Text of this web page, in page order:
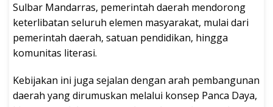
Sulbar Mandarras, pemerintah daerah mendorong
keterlibatan seluruh elemen masyarakat, mulai dari
pemerintah daerah, satuan pendidikan, hingga
komunitas literasi.
Kebijakan ini juga sejalan dengan arah pembangunan
daerah yang dirumuskan melalui konsep Panca Daya,